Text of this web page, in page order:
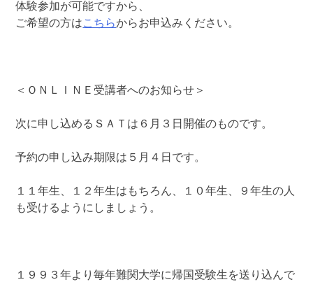
体験参加が可能ですから、
ご希望の方はこちらからお申込みください。
＜ＯＮＬＩＮＥ受講者へのお知らせ＞
次に申し込めるＳＡＴは６月３日開催のものです。
予約の申し込み期限は５月４日です。
１１年生、１２年生はもちろん、１０年生、９年生の人
も受けるようにしましょう。
１９９３年より毎年難関大学に帰国受験生を送り込んで